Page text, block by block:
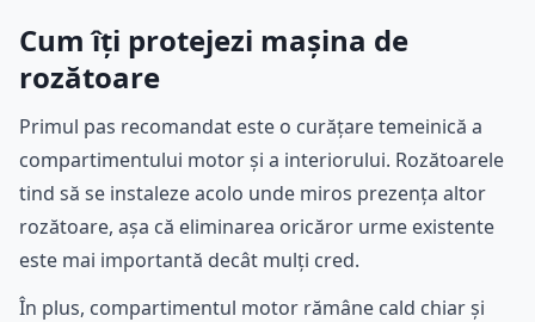
Cum îți protejezi mașina de
rozătoare
Primul pas recomandat este o curățare temeinică a
compartimentului motor și a interiorului. Rozătoarele
tind să se instaleze acolo unde miros prezența altor
rozătoare, așa că eliminarea oricăror urme existente
este mai importantă decât mulți cred.
În plus, compartimentul motor rămâne cald chiar și